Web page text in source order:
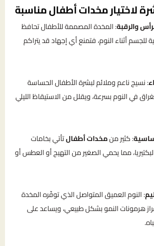
لاختيار مخدات أطفال مناسبة
والرقبة: المخدة المصممة للأطفال تحافظ
للجسم أثناء النوم، فتمنع أي إجهاد قد يتراكم
: نسيج ناعم وملائم لبشرة الأطفال الحساسة
في النوم بسرعة، ويقلل من الاستيقاظ الليلي
: كثير منمخدات أطفالتأتي بخامات
مما يحمي الصغير من التهيج أو العطس أو
: النوم العميق المتواصل الذي توفّره المخدة
هرمونات النمو بشكل طبيعي، ويساعد على